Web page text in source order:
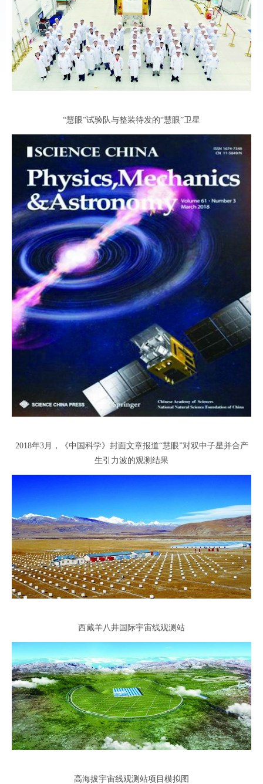
“慧眼”试验队与整装待发的“慧眼”卫星
2018年3月，《中国科学》封面文章报道“慧眼”对双中子星并合产
生引力波的观测结果
西藏羊八井国际宇宙线观测站
高海拔宇宙线观测站项目模拟图